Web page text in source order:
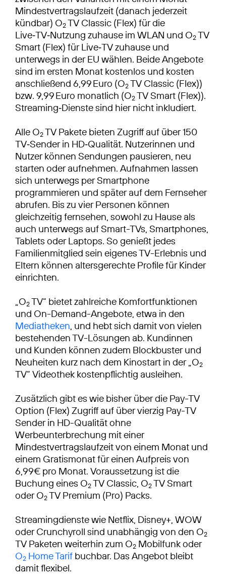
Mindestvertragslaufzeit (danach jederzeit
kündbar) O2TV Classic (Flex) für die
Live‑TV‑Nutzung zuhause im WLAN und O2TV
Smart (Flex) für Live‑TV zuhause und
unterwegs in der EU wählen. Beide Angebote
sind im ersten Monat kostenlos und kosten
anschließend 6,99 Euro (O2TV Classic (Flex))
bzw. 9,99 Euro monatlich (O2TV Smart (Flex)).
Streaming‑Dienste sind hier nicht inkludiert.
Alle O2TV Pakete bieten Zugriff auf über 150
TV‑Sender in HD‑Qualität. Nutzerinnen und
Nutzer können Sendungen pausieren, neu
starten oder aufnehmen. Aufnahmen lassen
sich unterwegs per Smartphone
programmieren und später auf dem Fernseher
abrufen. Bis zu vier Personen können
gleichzeitig fernsehen, sowohl zu Hause als
auch unterwegs auf Smart-TVs, Smartphones,
Tablets oder Laptops. So genießt jedes
Familienmitglied sein eigenes TV-Erlebnis und
Eltern können altersgerechte Profile für Kinder
einrichten.
„O2TV“ bietet zahlreiche Komfortfunktionen
und On-Demand-Angebote, etwa in den
Mediatheken, und hebt sich damit von vielen
bestehenden TV-Lösungen ab. Kundinnen
und Kunden können zudem Blockbuster und
Neuheiten kurz nach dem Kinostart in der „O2
TV“ Videothek kostenpflichtig ausleihen.
Zusätzlich gibt es wie bisher über die Pay-TV
Option (Flex) Zugriff auf über vierzig Pay-TV
Sender in HD-Qualität ohne
Werbeunterbrechung mit einer
Mindestvertragslaufzeit von einem Monat und
einem Gratismonat für einen Aufpreis von
6,99€ pro Monat. Voraussetzung ist die
Buchung eines O2TV Classic, O2TV Smart
oder O2TV Premium (Pro) Packs.
Streamingdienste wie Netflix, Disney+, WOW
oder Crunchyroll sind unabhängig von den O2
TV Paketen weiterhin zum O2 Mobilfunk oder
O2 Home Tarif buchbar. Das Angebot bleibt
damit flexibel.